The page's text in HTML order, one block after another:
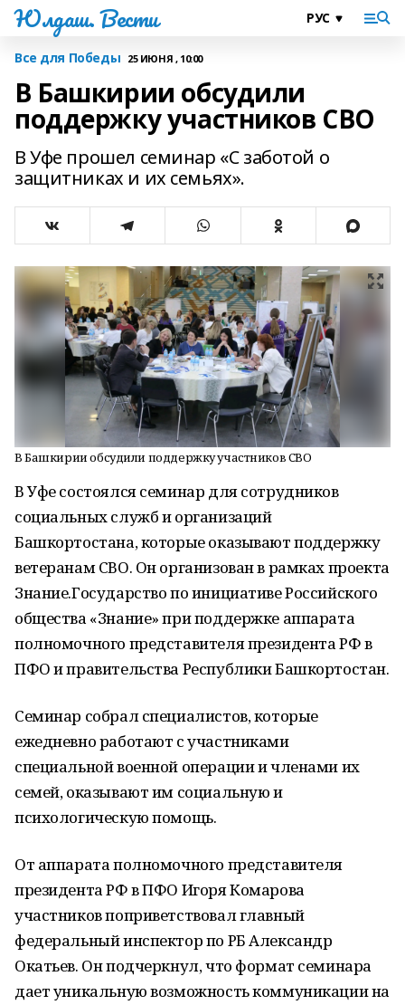
Юлдаш. Вести
Все для Победы 25 ИЮНЯ , 10:00
В Башкирии обсудили
поддержку участников СВО
В Уфе прошел семинар «С заботой о
защитниках и их семьях».
В Башкирии обсудили поддержку участников СВО
В Уфе состоялся семинар для сотрудников
социальных служб и организаций
Башкортостана, которые оказывают поддержку
ветеранам СВО. Он организован в рамках проекта
Знание.Государство по инициативе Российского
общества «Знание» при поддержке аппарата
полномочного представителя президента РФ в
ПФО и правительства Республики Башкортостан.
Семинар собрал специалистов, которые
ежедневно работают с участниками
специальной военной операции и членами их
семей, оказывают им социальную и
психологическую помощь.
От аппарата полномочного представителя
президента РФ в ПФО Игоря Комарова
участников поприветствовал главный
федеральный инспектор по РБ Александр
Окатьев. Он подчеркнул, что формат семинара
дает уникальную возможность коммуникации на